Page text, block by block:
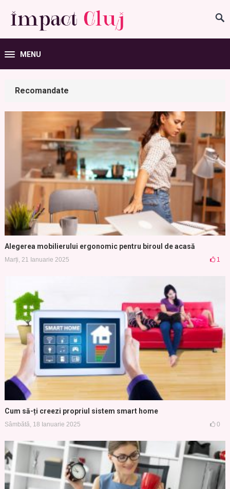
MENU
Recomandate
Alegerea mobilierului ergonomic pentru biroul de acasă
Marți, 21 Ianuarie 2025 1
Cum să-ți creezi propriul sistem smart home
Sâmbătă, 18 Ianuarie 2025 0